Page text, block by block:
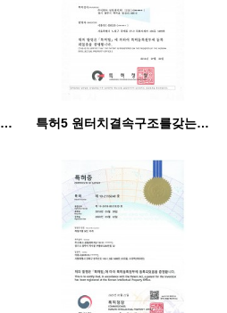
특허4 실용신안 건설현장용 평면가설방음패널.pdf_page_1 특허5 원터치결속구조를갖는비계.pdf_page_1